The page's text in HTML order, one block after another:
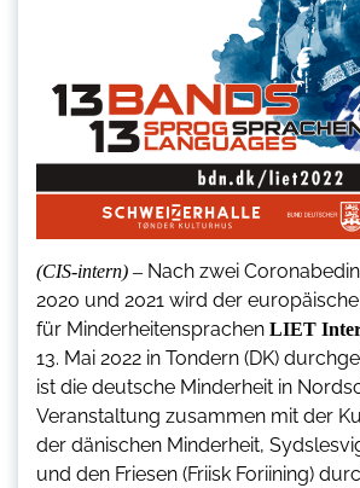
(CIS-intern) – Nach zwei
2020 und 2021 wird der
für Minderheitensprachen LIET
13. Mai 2022 in Tondern (DK)
ist die deutsche Minderheit in
Veranstaltung zusammen mit der
der dänischen Minderheit,
und den Friesen (Friisk Foriining)